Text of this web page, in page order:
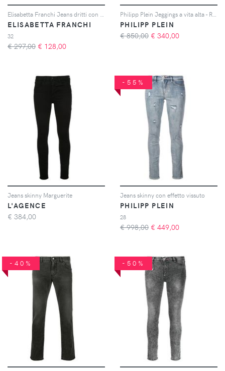
ELISABETTA FRANCHI
32
€ 297,00 € 128,00
PHILIPP PLEIN
€ 850,00 € 340,00
Jeans skinny Marguerite
L'AGENCE
€ 384,00
-55%
Jeans skinny con effetto vissuto
PHILIPP PLEIN
28
€ 998,00 € 449,00
-40% -50%